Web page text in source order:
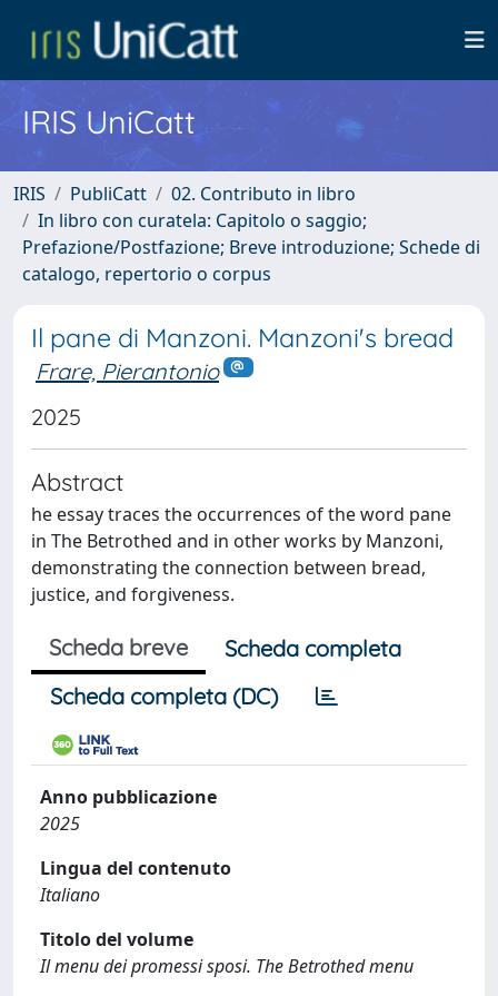
IRIS UniCatt
IRIS PubliCatt
02. Contributo in libro
In libro con curatela: Capitolo o saggio;
Prefazione/Postfazione; Breve introduzione; Schede di
catalogo, repertorio o corpus
Il pane di Manzoni. Manzoni's bread
Frare, Pierantonio
2025
Abstract
he essay traces the occurrences of the word pane
in The Betrothed and in other works by Manzoni,
demonstrating the connection between bread,
justice, and forgiveness.
Scheda breve
Scheda completa
Scheda completa (DC)
Anno pubblicazione
2025
Lingua del contenuto
Italiano
Titolo del volume
Il menu dei promessi sposi. The Betrothed menu